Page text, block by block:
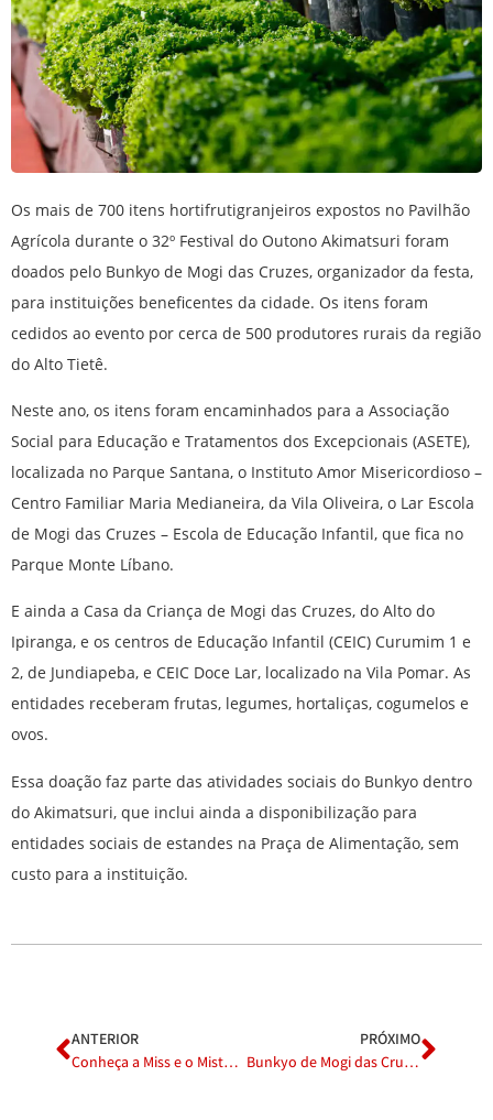
Os mais de 700 itens hortifrutigranjeiros expostos no Pavilhão
Agrícola durante o 32º Festival do Outono Akimatsuri foram
doados pelo Bunkyo de Mogi das Cruzes, organizador da festa,
para instituições beneficentes da cidade. Os itens foram
cedidos ao evento por cerca de 500 produtores rurais da região
do Alto Tietê.
Neste ano, os itens foram encaminhados para a Associação
Social para Educação e Tratamentos dos Excepcionais (ASETE),
localizada no Parque Santana, o Instituto Amor Misericordioso –
Centro Familiar Maria Medianeira, da Vila Oliveira, o Lar Escola
de Mogi das Cruzes – Escola de Educação Infantil, que fica no
Parque Monte Líbano.
E ainda a Casa da Criança de Mogi das Cruzes, do Alto do
Ipiranga, e os centros de Educação Infantil (CEIC) Curumim 1 e
2, de Jundiapeba, e CEIC Doce Lar, localizado na Vila Pomar. As
entidades receberam frutas, legumes, hortaliças, cogumelos e
ovos.
Essa doação faz parte das atividades sociais do Bunkyo dentro
do Akimatsuri, que inclui ainda a disponibilização para
entidades sociais de estandes na Praça de Alimentação, sem
custo para a instituição.
ANTERIOR
Conheça a Miss e o Mister Akimatsuri Júnior de 2017
PRÓXIMO
Bunkyo de Mogi das Cruzes faz lançamento da 33ª edição do Akimatsuri